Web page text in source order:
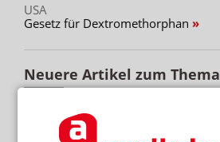
USA
Gesetz für Dextromethorphan
Neuere Artikel zum Thema
gibt Tipps